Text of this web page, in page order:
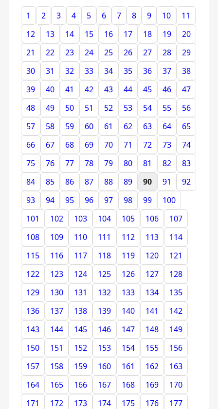
1 2 3 4 5 6 7 8 9 10
11
12
13 14 15 16 17 18 19
20
21
22 23 24 25 26 27 28
29
30
31 32 33 34 35 36 37
38
39
40 41 42 43 44 45 46
47
48
49 50 51 52 53 54 55
56
57
58 59 60 61 62 63 64
65
66
67 68 69 70 71 72 73
74
75
76 77 78 79 80 81 82
83
84
85 86 87 88 89 90 91
92
93
94 95 96 97 98 99
100
101
102 103 104 105 106
107
108
109 110 111 112 113
114
115
116 117 118 119 120
121
122
123 124 125 126 127
128
129
130 131 132 133 134
135
136
137 138 139 140 141
142
143
144 145 146 147 148
149
150
151 152 153 154 155
156
157
158 159 160 161 162
163
164
165 166 167 168 169
170
171
172 173 174 175 176
177